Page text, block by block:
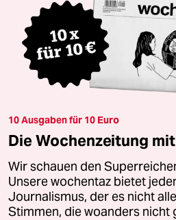
10 Ausgaben für 10 Euro
Die Wochenzeitung
Wir schauen den
Unsere wochentaz bietet
Journalismus, der es nicht
Stimmen, die woanders nicht